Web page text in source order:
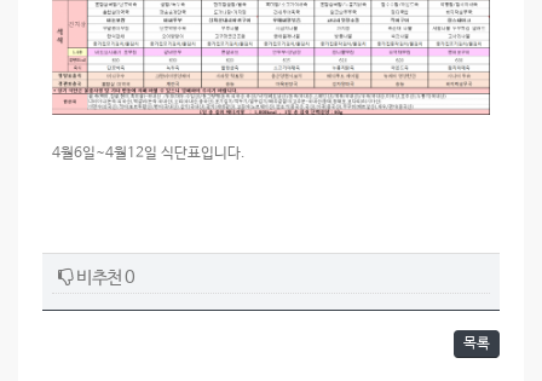
4월6일~4월12일 식단표입니다.
비추천 0
목록